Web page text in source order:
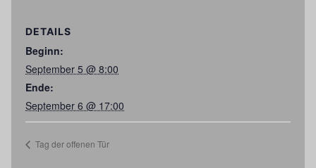
DETAILS
Beginn:
September 5 @ 8:00
Ende:
September 6 @ 17:00
Tag der offenen Tür